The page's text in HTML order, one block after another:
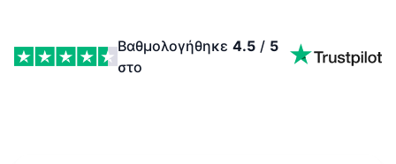
Βαθμολογήθηκε 4.5 / 5
στο